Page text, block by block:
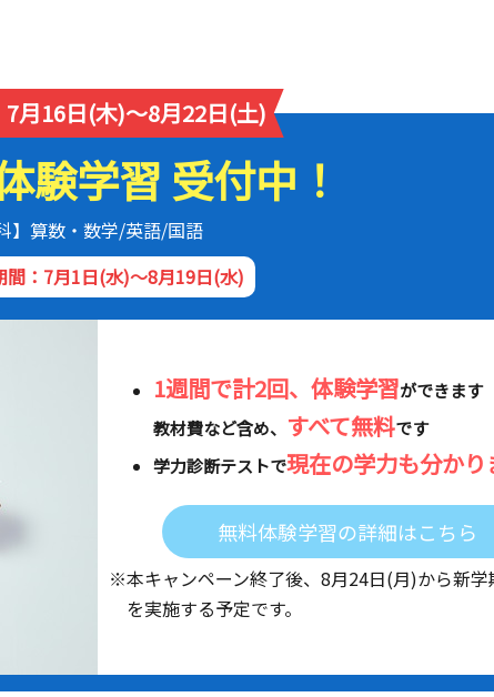
月16日(木)～8月22日(土)
験学習 受付中！
】算数・数学/英語/国語
間：7月1日(水)～8月19日(水)
1週間で計2回、体験学習ができます
教材費など含め、 すべて無料です
学力診断テストで現在の学力も分かり
無料体験学習の詳細はこちら
※本キャンペーン終了後、 8月24日(月)から新
を実施する予定です。